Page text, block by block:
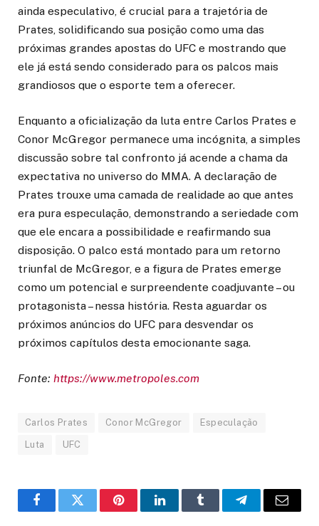
ainda especulativo, é crucial para a trajetória de
Prates, solidificando sua posição como uma das
próximas grandes apostas do UFC e mostrando que
ele já está sendo considerado para os palcos mais
grandiosos que o esporte tem a oferecer.
Enquanto a oficialização da luta entre Carlos Prates e
Conor McGregor permanece uma incógnita, a simples
discussão sobre tal confronto já acende a chama da
expectativa no universo do MMA. A declaração de
Prates trouxe uma camada de realidade ao que antes
era pura especulação, demonstrando a seriedade com
que ele encara a possibilidade e reafirmando sua
disposição. O palco está montado para um retorno
triunfal de McGregor, e a figura de Prates emerge
como um potencial e surpreendente coadjuvante – ou
protagonista – nessa história. Resta aguardar os
próximos anúncios do UFC para desvendar os
próximos capítulos desta emocionante saga.
Fonte: https://www.metropoles.com
Carlos Prates Conor McGregor Especulação
Luta UFC
FacebookTwitter PinterestLinkedInTumblr TelegramEmail